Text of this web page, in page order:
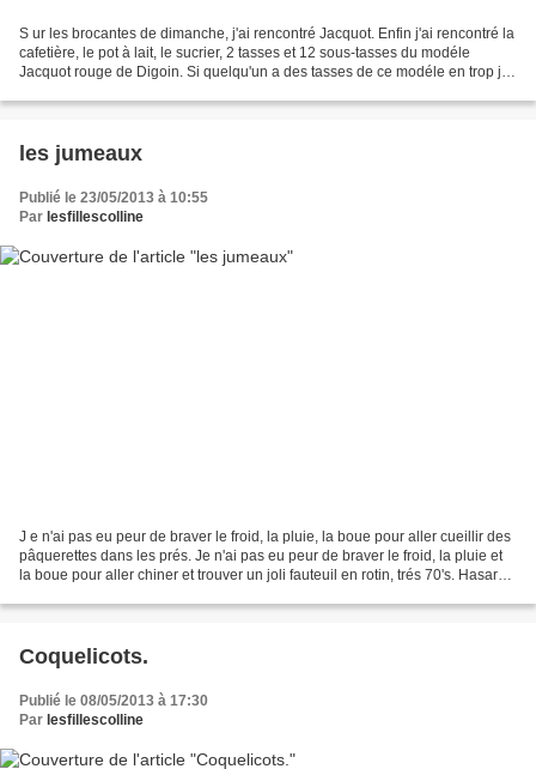
S ur les brocantes de dimanche, j'ai rencontré Jacquot. Enfin j'ai rencontré la
cafetière, le pot à lait, le sucrier, 2 tasses et 12 sous-tasses du modéle
Jacquot rouge de Digoin. Si quelqu'un a des tasses de ce modéle en trop je
les jumeaux
Publié le 23/05/2013 à 10:55
Par lesfillescolline
J e n'ai pas eu peur de braver le froid, la pluie, la boue pour aller cueillir des
pâquerettes dans les prés. Je n'ai pas eu peur de braver le froid, la pluie et
la boue pour aller chiner et trouver un joli fauteuil en rotin, trés 70's. Hasard
Coquelicots.
Publié le 08/05/2013 à 17:30
Par lesfillescolline